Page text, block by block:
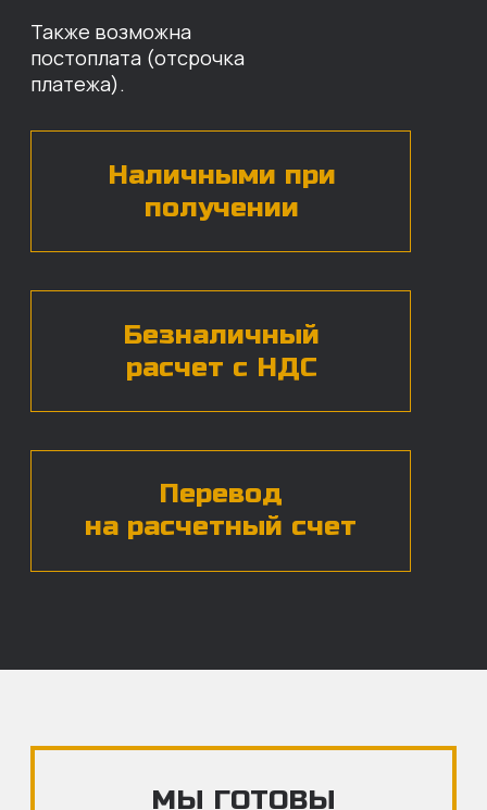
назовут цены и проконсультируют
по нужным деталям.
БЕСПЛАТНАЯ КОНСУЛЬТАЦИЯ
персональных данных*
ЧАСТЫЕ ВОПРОСЫ